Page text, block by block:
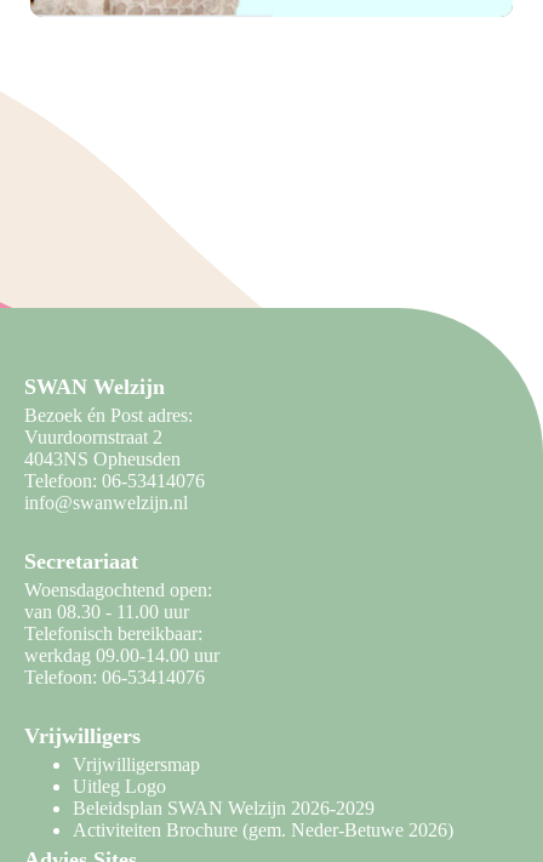
SWAN Welzijn
Bezoek én Post adres:
Vuurdoornstraat 2
4043NS Opheusden
Telefoon: 06-53414076
info@swanwelzijn.nl
Secretariaat
Woensdagochtend open:
van 08.30 - 11.00 uur
Telefonisch bereikbaar:
werkdag 09.00-14.00 uur
Telefoon: 06-53414076
Vrijwilligers
Vrijwilligersmap
Uitleg Logo
Beleidsplan SWAN Welzijn 2026-2029
Activiteiten Brochure (gem. Neder-Betuwe 2026)